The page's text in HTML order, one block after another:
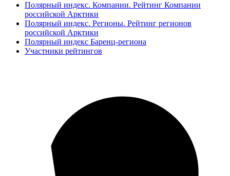
Полярный индекс. Компании. Рейтинг Компании
российской Арктики
Полярный индекс. Регионы. Рейтинг регионов
российской Арктики
Полярный индекс Баренц-региона
Участники рейтингов